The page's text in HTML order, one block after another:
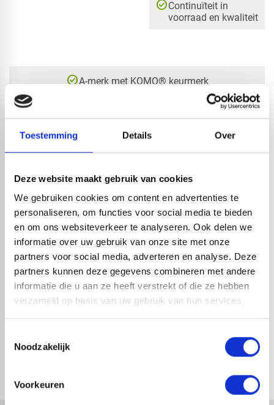
Toestemming Details Over
Deze website maakt gebruik van cookies
We gebruiken cookies om content en advertenties te
personaliseren, om functies voor social media te bieden
en om ons websiteverkeer te analyseren. Ook delen we
informatie over uw gebruik van onze site met onze
partners voor social media, adverteren en analyse. Deze
partners kunnen deze gegevens combineren met andere
informatie die u aan ze heeft verstrekt of die ze hebben
verzameld op basis van uw gebruik van hun services.
Noodzakelijk
Voorkeuren
check_circleContinuïteit in
voorraad en kwaliteit
check_circleA-merk met KOMO® keurmerk
Leverancier met expertise in EPDM-verwerking
EPDM DAKDOORVOER - EU -
1-4 dagen levertijd
EPDM DAKDOORVOER